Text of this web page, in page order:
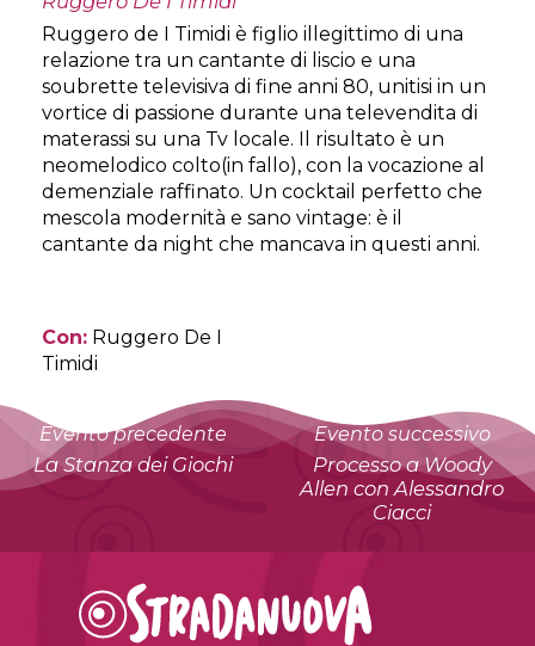
Ruggero de I Timidi è figlio illegittimo di una
relazione tra un cantante di liscio e una
soubrette televisiva di fine anni 80, unitisi in un
vortice di passione durante una televendita di
materassi su una Tv locale. Il risultato è un
neomelodico colto(in fallo), con la vocazione al
demenziale raffinato. Un cocktail perfetto che
mescola modernità e sano vintage: è il
cantante da night che mancava in questi anni.
Con: Ruggero De I
Timidi
Evento precedente
La Stanza dei Giochi
Evento successivo
Processo a Woody
Allen con Alessandro
Ciacci